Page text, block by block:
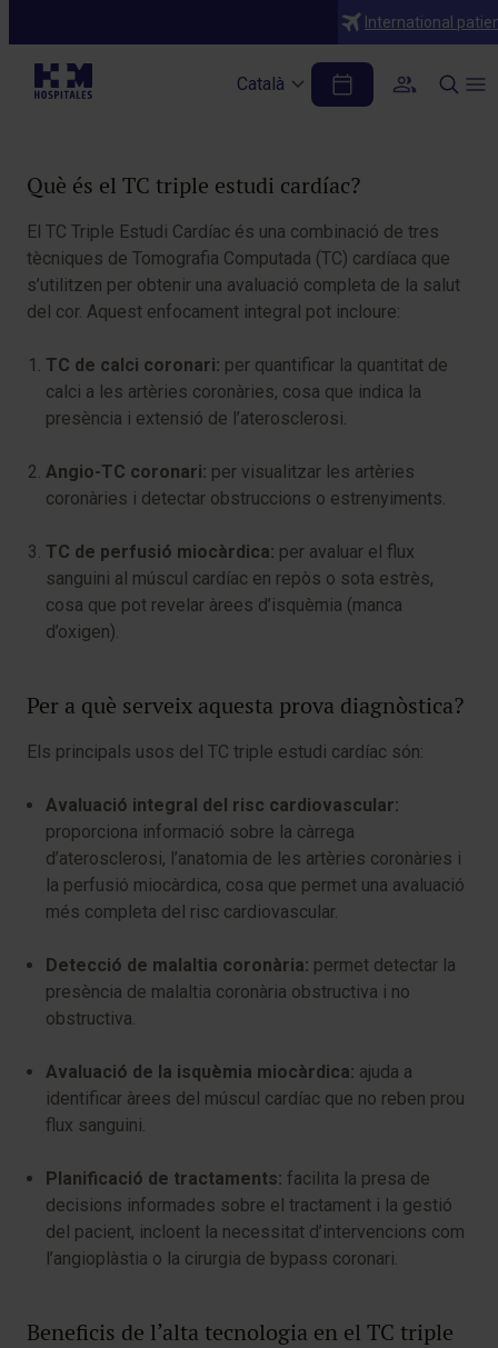
International
Català
TC triple estudi cardíac
Què és el TC triple estudi cardíac?
El TC Triple Estudi Cardíac és una combinació de tres
tècniques de Tomografia Computada (TC) cardíaca que
s’utilitzen per obtenir una avaluació completa de la salut
del cor. Aquest enfocament integral pot incloure:
TC de calci coronari: per quantificar la quantitat de
calci a les artèries coronàries, cosa que indica la
presència i extensió de l’aterosclerosi.
Angio-TC coronari: per visualitzar les artèries
coronàries i detectar obstruccions o estrenyiments.
TC de perfusió miocàrdica: per avaluar el flux
sanguini al múscul cardíac en repòs o sota estrès,
cosa que pot revelar àrees d’isquèmia (manca
d’oxigen).
Per a què serveix aquesta prova diagnòstica?
Els principals usos del TC triple estudi cardíac són:
Avaluació integral del risc cardiovascular:
proporciona informació sobre la càrrega
d’aterosclerosi, l’anatomia de les artèries coronàries i
la perfusió miocàrdica, cosa que permet una avaluació
més completa del risc cardiovascular.
Detecció de malaltia coronària: permet detectar la
presència de malaltia coronària obstructiva i no
obstructiva.
Avaluació de la isquèmia miocàrdica: ajuda a
identificar àrees del múscul cardíac que no reben prou
flux sanguini.
Planificació de tractaments: facilita la presa de
decisions informades sobre el tractament i la gestió
del pacient, incloent la necessitat d’intervencions com
l’angioplàstia o la cirurgia de bypass coronari.
Beneficis de l’alta tecnologia en el TC triple